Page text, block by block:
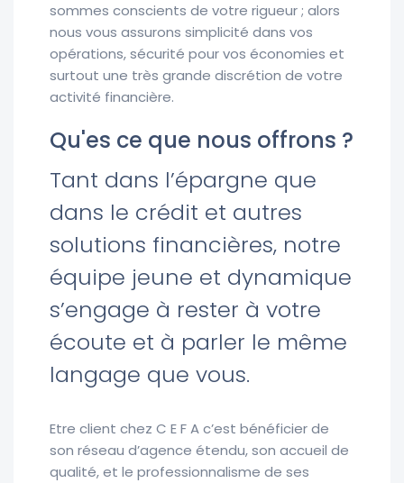
sommes conscients de votre rigueur ; alors
nous vous assurons simplicité dans vos
opérations, sécurité pour vos économies et
surtout une très grande discrétion de votre
activité financière.
Qu'es ce que nous offrons ?
Tant dans l’épargne que
dans le crédit et autres
solutions financières, notre
équipe jeune et dynamique
s’engage à rester à votre
écoute et à parler le même
langage que vous.
Etre client chez C E F A c’est bénéficier de
son réseau d’agence étendu, son accueil de
qualité, et le professionnalisme de ses